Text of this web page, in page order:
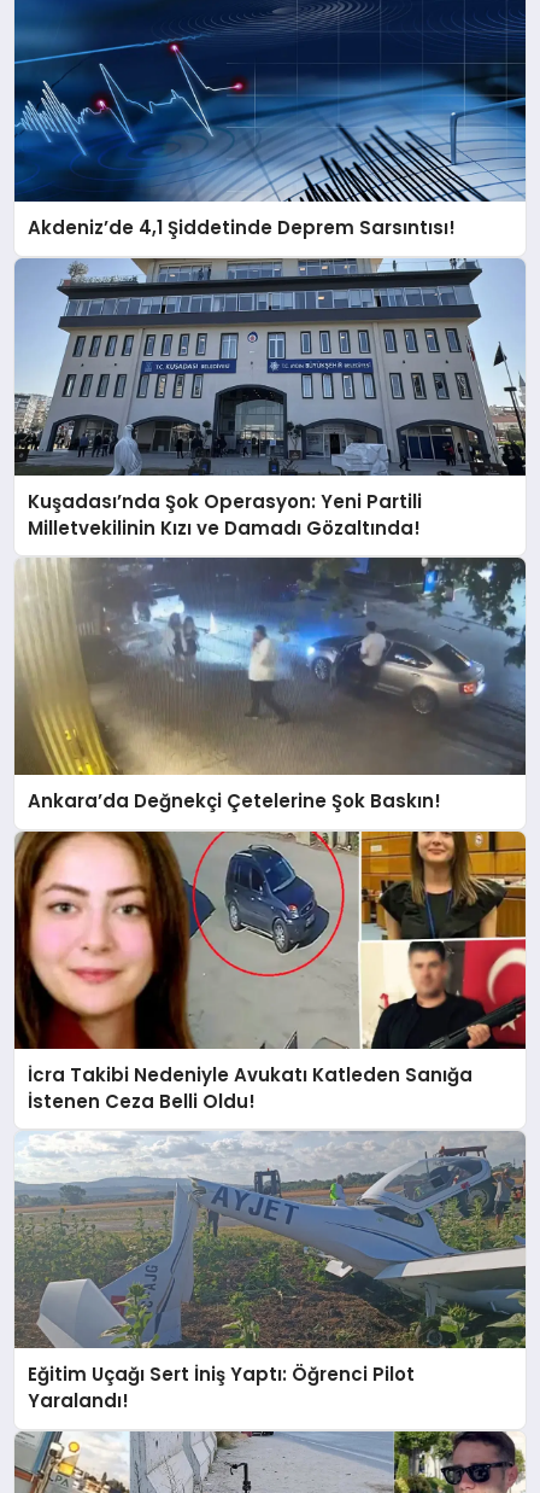
Akdeniz’de 4,1 Şiddetinde Deprem Sarsıntısı!
Kuşadası’nda Şok Operasyon: Yeni Partili
Milletvekilinin Kızı ve Damadı Gözaltında!
Ankara’da Değnekçi Çetelerine Şok Baskın!
İcra Takibi Nedeniyle Avukatı Katleden Sanığa
İstenen Ceza Belli Oldu!
Eğitim Uçağı Sert İniş Yaptı: Öğrenci Pilot
Yaralandı!